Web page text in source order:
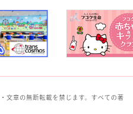
文章の無断転載を禁じます。すべての著